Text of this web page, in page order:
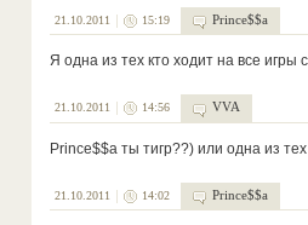
21.10.2011 15:19 Prince$$a
Я одна из тех кто ходит на все игры
21.10.2011 14:56 VVA
Prince$$a ты тигр??) или одна из
21.10.2011 14:02 Prince$$a